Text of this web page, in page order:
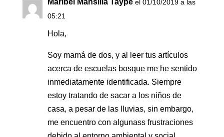
Maribel Mansilla Taype el 01/10/2019 a las
05:21
Hola,
Soy mamá de dos, y al leer tus artículos
acerca de escuelas bosque me he sentido
inmediatamente identificada. Siempre
estoy tratando de sacar a los niños de
casa, a pesar de las lluvias, sin embargo,
me encuentro con algunass frustraciones